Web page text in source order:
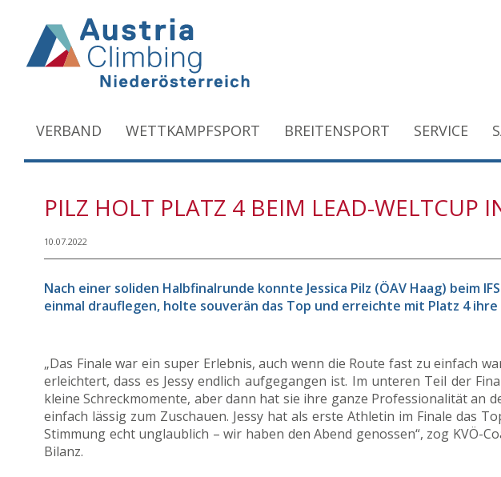
VERBAND WETTKAMPFSPORT BREITENSPORT SERVICE
PILZ HOLT PLATZ 4 BEIM LEAD-WELTCUP
10.07.2022
Nach einer soliden Halbfinalrunde konnte Jessica Pilz (ÖAV Haag) beim
einmal drauflegen, holte souverän das Top und erreichte mit Platz 4
„Das Finale war ein super Erlebnis, auch wenn die Route fast zu einfach
erleichtert, dass es Jessy endlich aufgegangen ist. Im unteren Teil der
kleine Schreckmomente, aber dann hat sie ihre ganze Professionalität an
einfach lässig zum Zuschauen. Jessy hat als erste Athletin im Finale das
Stimmung echt unglaublich – wir haben den Abend genossen“, zog KVÖ-
Bilanz.